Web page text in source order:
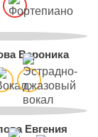
Вероника
Евгения